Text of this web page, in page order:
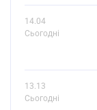
14.04
Сьогодні
13.13
Сьогодні